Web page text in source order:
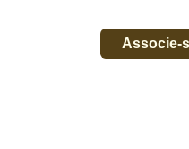
Associe-